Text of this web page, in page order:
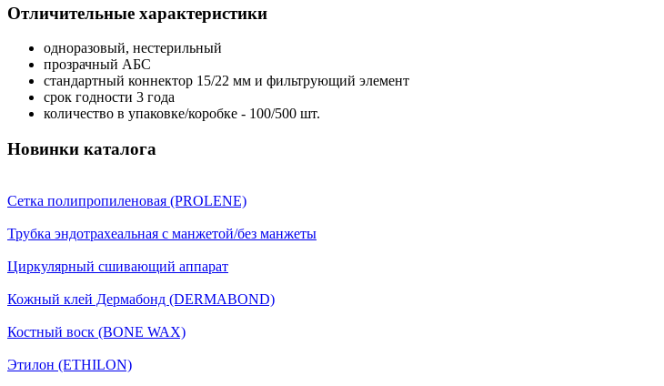
Отличительные характеристики
одноразовый, нестерильный
прозрачный АБС
стандартный коннектор 15/22 мм и фильтрующий элемент
срок годности 3 года
количество в упаковке/коробке - 100/500 шт.
Новинки каталога
Сетка полипропиленовая (PROLENE)
Трубка эндотрахеальная с манжетой/без манжеты
Циркулярный сшивающий аппарат
Кожный клей Дермабонд (DERMABOND)
Костный воск (BONE WAX)
Этилон (ETHILON)